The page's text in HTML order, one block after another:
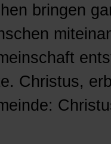
bringen
Christus,